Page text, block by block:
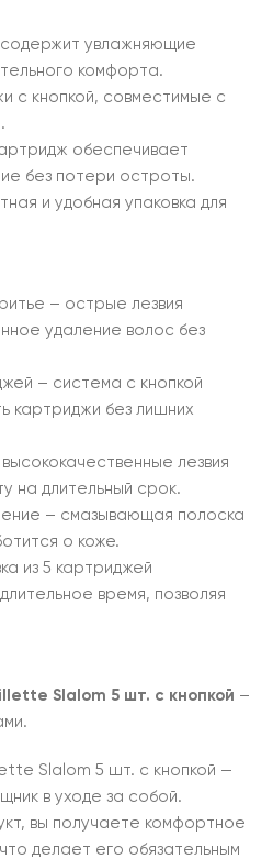
увлажняющие
комфорта.
с кнопкой, совместимые с
обеспечивает
без потери остроты.
и удобная упаковка для
– острые лезвия
удаление волос без
– система с кнопкой
картриджи без лишних
лезвия
на длительный срок.
– смазывающая полоска
о коже.
из 5 картриджей
время, позволяя
Slalom 5 шт. с кнопкой –
Slalom 5 шт. с кнопкой —
в уходе за собой.
вы получаете комфортное
делает его обязательным